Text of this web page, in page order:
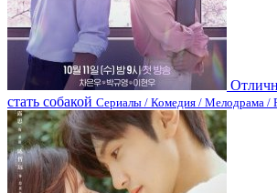
стать собакой Сериалы / Комедия / Мелодрама /